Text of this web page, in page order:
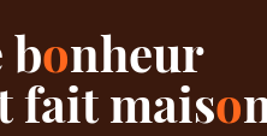
bonheur
fait maiso